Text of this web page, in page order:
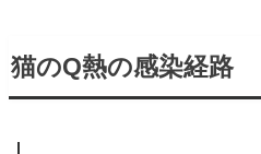
猫のQ熱の感染経路